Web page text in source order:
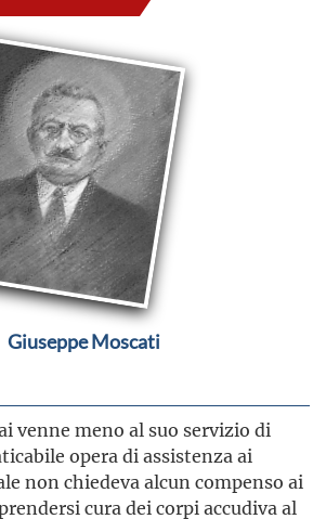
Giuseppe Moscati
venne meno al suo servizio di
opera di assistenza ai
non chiedeva alcun compenso ai
cura dei corpi accudiva al